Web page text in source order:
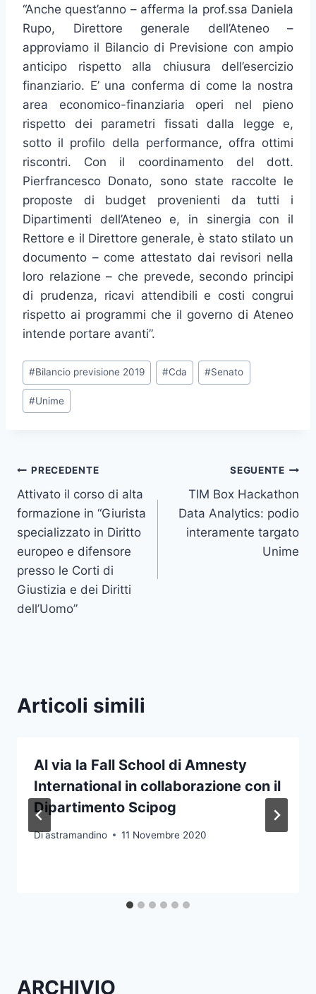
“Anche quest’anno – afferma la prof.ssa Daniela
Rupo, Direttore generale dell’Ateneo –
approviamo il Bilancio di Previsione con ampio
anticipo rispetto alla chiusura dell’esercizio
finanziario. E’ una conferma di come la nostra
area economico-finanziaria operi nel pieno
rispetto dei parametri fissati dalla legge e,
sotto il profilo della performance, offra ottimi
riscontri. Con il coordinamento del dott.
Pierfrancesco Donato, sono state raccolte le
proposte di budget provenienti da tutti i
Dipartimenti dell’Ateneo e, in sinergia con il
Rettore e il Direttore generale, è stato stilato un
documento – come attestato dai revisori nella
loro relazione – che prevede, secondo principi
di prudenza, ricavi attendibili e costi congrui
rispetto ai programmi che il governo di Ateneo
intende portare avanti”.
Tag
articolo:
#Bilancio previsione 2019 #Cda #Senato
#Unime
Navigazione
articoli
PRECEDENTE
Attivato il corso di alta
formazione in “Giurista
specializzato in Diritto
europeo e difensore
presso le Corti di
Giustizia e dei Diritti
dell’Uomo”
SEGUENTE
TIM Box Hackathon
Data Analytics: podio
interamente targato
Unime
Articoli simili
Al via la Fall School di Amnesty
International in collaborazione con il
Dipartimento Scipog
Diastramandino 11 Novembre 2020
ARCHIVIO